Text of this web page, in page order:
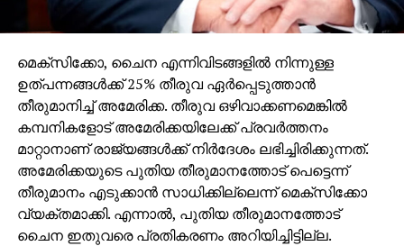
മെക്‌സിക്കോ, ചൈന എന്നിവിടങ്ങളില്‍ നിന്നുള്ള
ഉത്പന്നങ്ങള്‍ക്ക് 25% തീരുവ ഏര്‍പ്പെടുത്താന്‍
തീരുമാനിച്ച് അമേരിക്ക. തീരുവ ഒഴിവാക്കണമെങ്കില്‍
കമ്പനികളോട് അമേരിക്കയിലേക്ക് പ്രവര്‍ത്തനം
മാറ്റാനാണ് രാജ്യങ്ങള്‍ക്ക് നിര്‍ദേശം ലഭിച്ചിരിക്കുന്നത്.
അമേരിക്കയുടെ പുതിയ തീരുമാനത്തോട് പെട്ടെന്ന്
തീരുമാനം എടുക്കാന്‍ സാധിക്കില്ലെന്ന് മെക്‌സിക്കോ
വ്യക്തമാക്കി. എന്നാല്‍, പുതിയ തീരുമാനത്തോട്
ചൈന ഇതുവരെ പ്രതികരണം അറിയിച്ചിട്ടില്ല.